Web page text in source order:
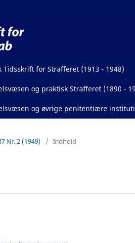
Tidsskrift for Strafferet (1913 - 1948)
og praktisk Strafferet (1890 -
og øvrige penitentiære
Nr. 2 (1949) / Indhold